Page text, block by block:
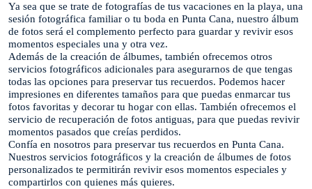
Ya sea que se trate de fotografías de tus vacaciones en la playa, una
sesión fotográfica familiar o tu boda en Punta Cana, nuestro álbum
de fotos será el complemento perfecto para guardar y revivir esos
momentos especiales una y otra vez.
Además de la creación de álbumes, también ofrecemos otros
servicios fotográficos adicionales para asegurarnos de que tengas
todas las opciones para preservar tus recuerdos. Podemos hacer
impresiones en diferentes tamaños para que puedas enmarcar tus
fotos favoritas y decorar tu hogar con ellas. También ofrecemos el
servicio de recuperación de fotos antiguas, para que puedas revivir
momentos pasados que creías perdidos.
Confía en nosotros para preservar tus recuerdos en Punta Cana.
Nuestros servicios fotográficos y la creación de álbumes de fotos
personalizados te permitirán revivir esos momentos especiales y
compartirlos con quienes más quieres.